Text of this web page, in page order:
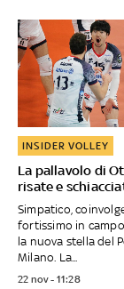
La pallavolo di
risate e
INSIDER VOLLEY
Simpatico,
fortissimo in
la nuova stella del
Milano. La...
22 nov - 11:28